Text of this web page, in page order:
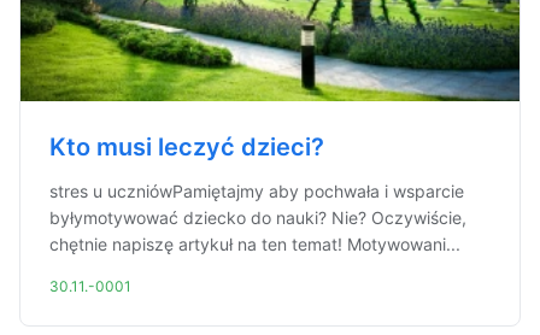
Kto musi leczyć dzieci?
stres u uczniówPamiętajmy aby pochwała i wsparcie
byłymotywować dziecko do nauki? Nie? Oczywiście,
chętnie napiszę artykuł na ten temat! Motywowani...
30.11.-0001